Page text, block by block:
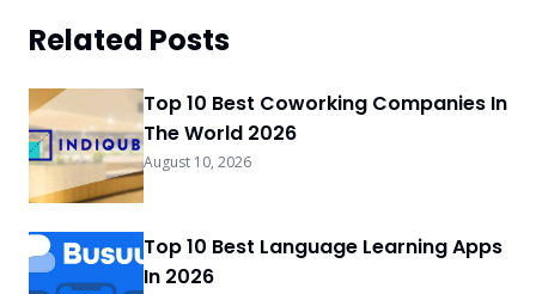
Related Posts
Top 10 Best Coworking Companies In
The World 2026
August 10, 2026
Top 10 Best Language Learning Apps
In 2026